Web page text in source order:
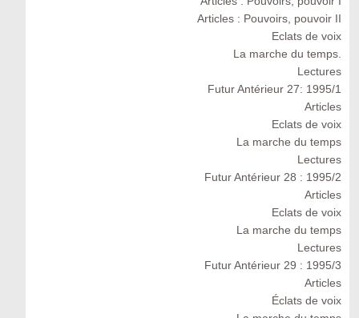
Articles : Pouvoirs, pouvoir II
Eclats de voix
La marche du temps.
Lectures
Futur Antérieur 27: 1995/1
Articles
Eclats de voix
La marche du temps
Lectures
Futur Antérieur 28 : 1995/2
Articles
Eclats de voix
La marche du temps
Lectures
Futur Antérieur 29 : 1995/3
Articles
Éclats de voix